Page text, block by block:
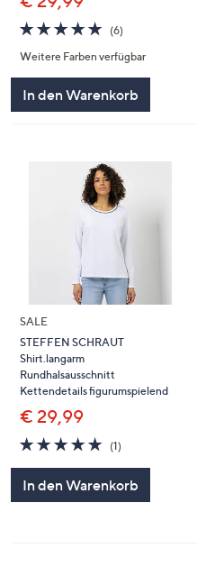
5.0
von
5
(6)6
Weitere Farben verfügbar
In den Warenkorb
SALE
STEFFEN SCHRAUT
Shirt.langarm
Rundhalsausschnitt
Kettendetails figurumspielend
€ 29,99
5.0
von
(1)1
In den Warenkorb